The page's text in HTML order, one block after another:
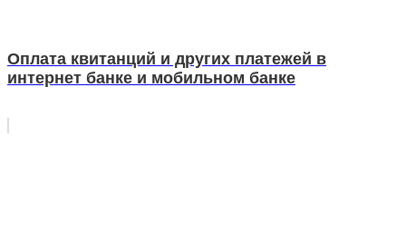
Оплата квитанций и других платежей в
интернет банке и мобильном банке